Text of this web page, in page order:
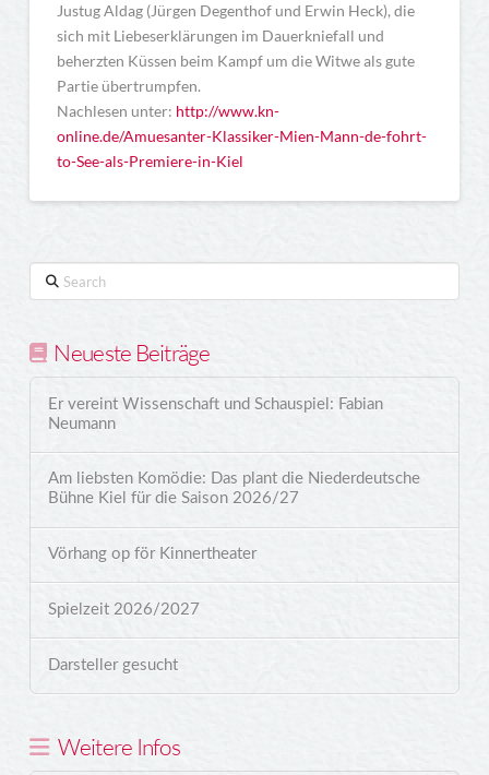
Justug Aldag (Jürgen Degenthof und Erwin Heck), die
sich mit Liebeserklärungen im Dauerkniefall und
beherzten Küssen beim Kampf um die Witwe als gute
Partie übertrumpfen.
Nachlesen unter: http://www.kn-
online.de/Amuesanter-Klassiker-Mien-Mann-de-fohrt-
to-See-als-Premiere-in-Kiel
Search
Neueste Beiträge
Er vereint Wissenschaft und Schauspiel: Fabian
Neumann
Am liebsten Komödie: Das plant die Niederdeutsche
Bühne Kiel für die Saison 2026/27
Vörhang op för Kinnertheater
Spielzeit 2026/2027
Darsteller gesucht
Weitere Infos